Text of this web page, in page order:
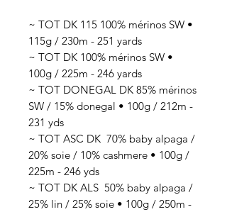
~ TOT DK 115 100% mérinos SW •
115g / 230m - 251 yards
~ TOT DK 100% mérinos SW •
100g / 225m - 246 yards
~ TOT DONEGAL DK 85% mérinos
SW / 15% donegal • 100g / 212m -
231 yds
~ TOT ASC DK 70% baby alpaga /
20% soie / 10% cashmere • 100g /
225m - 246 yds
~ TOT DK ALS 50% baby alpaga /
25% lin / 25% soie • 100g / 250m -